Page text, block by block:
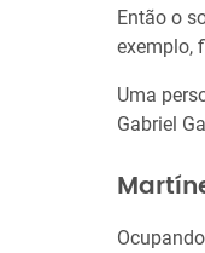
Então o
exemplo,
Uma
Gabriel